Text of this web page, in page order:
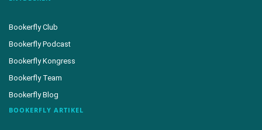
Bookerfly Club
Bookerfly Podcast
Bookerfly Kongress
Bookerfly Team
Bookerfly Blog
BOOKERFLY ARTIKEL